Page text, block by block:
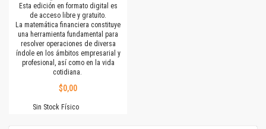
Esta edición en formato digital es
de acceso libre y gratuito.
La matemática financiera constituye
una herramienta fundamental para
resolver operaciones de diversa
índole en los ámbitos empresarial y
profesional, así como en la vida
cotidiana.
$0,00
Sin Stock Físico